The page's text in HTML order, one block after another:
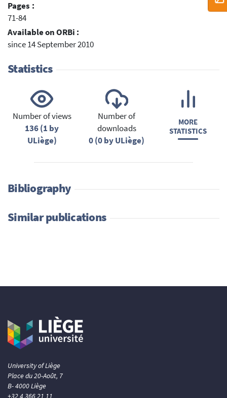
Pages :
71-84
Available on ORBi :
since 14 September 2010
Statistics
Number of views
136 (1 by
ULiège)
Number of
downloads
0 (0 by ULiège)
MORE
STATISTICS
Bibliography
Similar publications
University of Liège
Place du 20-Août, 7
B- 4000 Liège
+32 4 366 21 11